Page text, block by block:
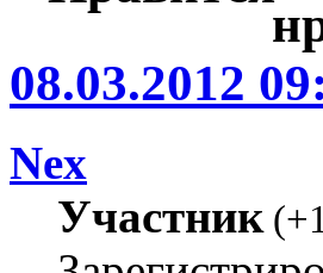
08.03.2012
Nex
Участник(